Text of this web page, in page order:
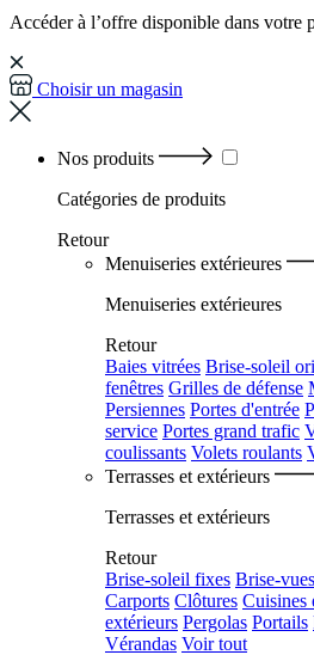
Accéder à l’offre disponible dans votre
Choisir un magasin
Nos produits
Catégories de produits
Retour
Menuiseries extérieures
Menuiseries extérieures
Retour
Baies vitrées Brise-soleil
fenêtres Grilles de défense
Persiennes Portes d'entrée
service Portes grand trafic
coulissants Volets roulants
Terrasses et extérieurs
Terrasses et extérieurs
Retour
Brise-soleil fixes Brise-vues
Carports Clôtures Cuisines
extérieurs Pergolas Portails
Vérandas Voir tout